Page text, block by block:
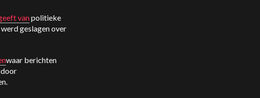
vanpolitieke
geslagen over
waar berichten